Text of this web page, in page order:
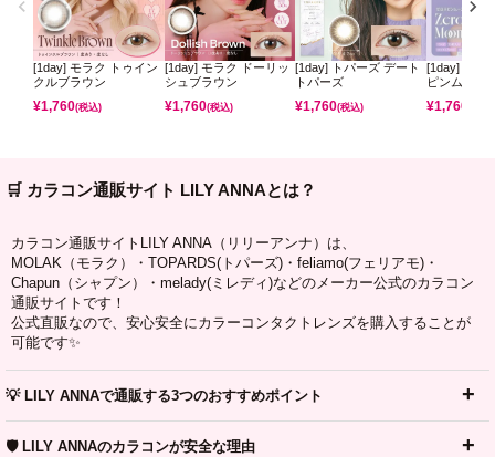
[1day] モラク トゥイン
クルブラウン
¥1,760(税込)
[1day] モラク ドーリッ
シュブラウン
¥1,760(税込)
[1day] トパーズ デート
トパーズ
¥1,760(税込)
[1day] ミレ
ピンムーン
¥1,760
🛒 カラコン通販サイト LILY ANNAとは？
カラコン通販サイトLILY ANNA（リリーアンナ）は、
MOLAK（モラク）・TOPARDS(トパーズ)・feliamo(フェリアモ)・
Chapun（シャプン）・melady(ミレディ)などのメーカー公式のカラコン
通販サイトです！
公式直販なので、安心安全にカラーコンタクトレンズを購入することが
可能です✨
💡 LILY ANNAで通販する3つのおすすめポイント
🛡️ LILY ANNAのカラコンが安全な理由